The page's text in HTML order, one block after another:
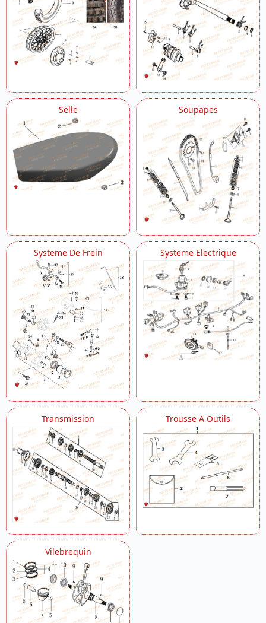
Selle Soupapes
Systeme De Frein Systeme Electrique
Transmission Trousse A Outils
Vilebrequin